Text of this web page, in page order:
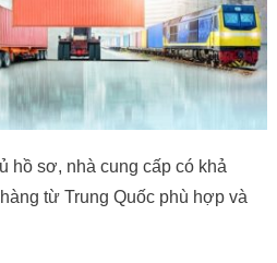
hồ sơ, nhà cung cấp có khả
từ Trung Quốc phù hợp và